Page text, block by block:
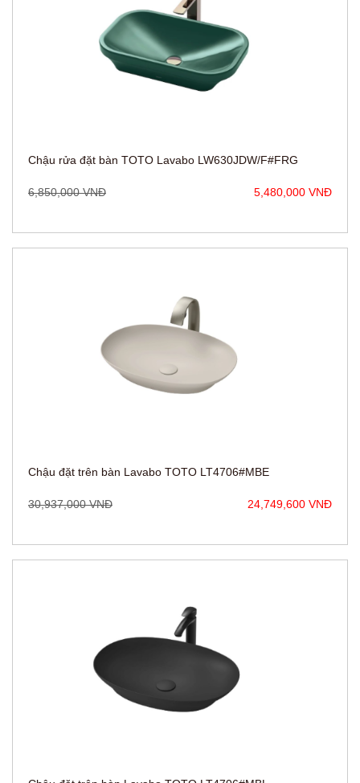
Chậu rửa đặt bàn TOTO Lavabo LW630JDW/F#FRG
Chậu đặt trên bàn Lavabo TOTO LT4706#MBE
Chậu đặt trên bàn Lavabo TOTO LT4706#MBL